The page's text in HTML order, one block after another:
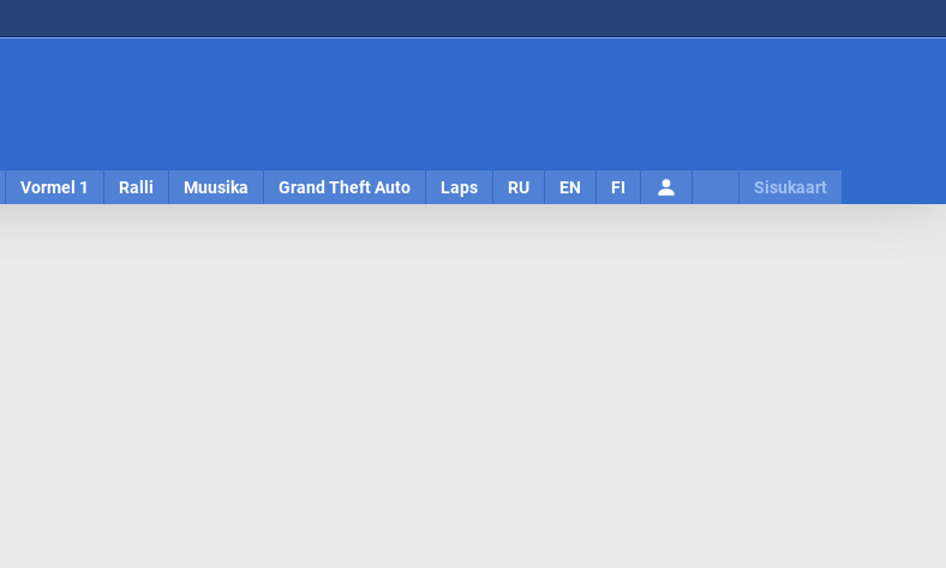
Vormel 1 Ralli Muusika Grand Theft Auto Laps RU EN FI Sisukaart